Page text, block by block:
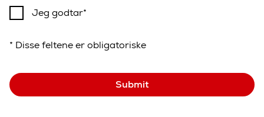
Jeg godtar
* Disse feltene er obligatoriske
Submit